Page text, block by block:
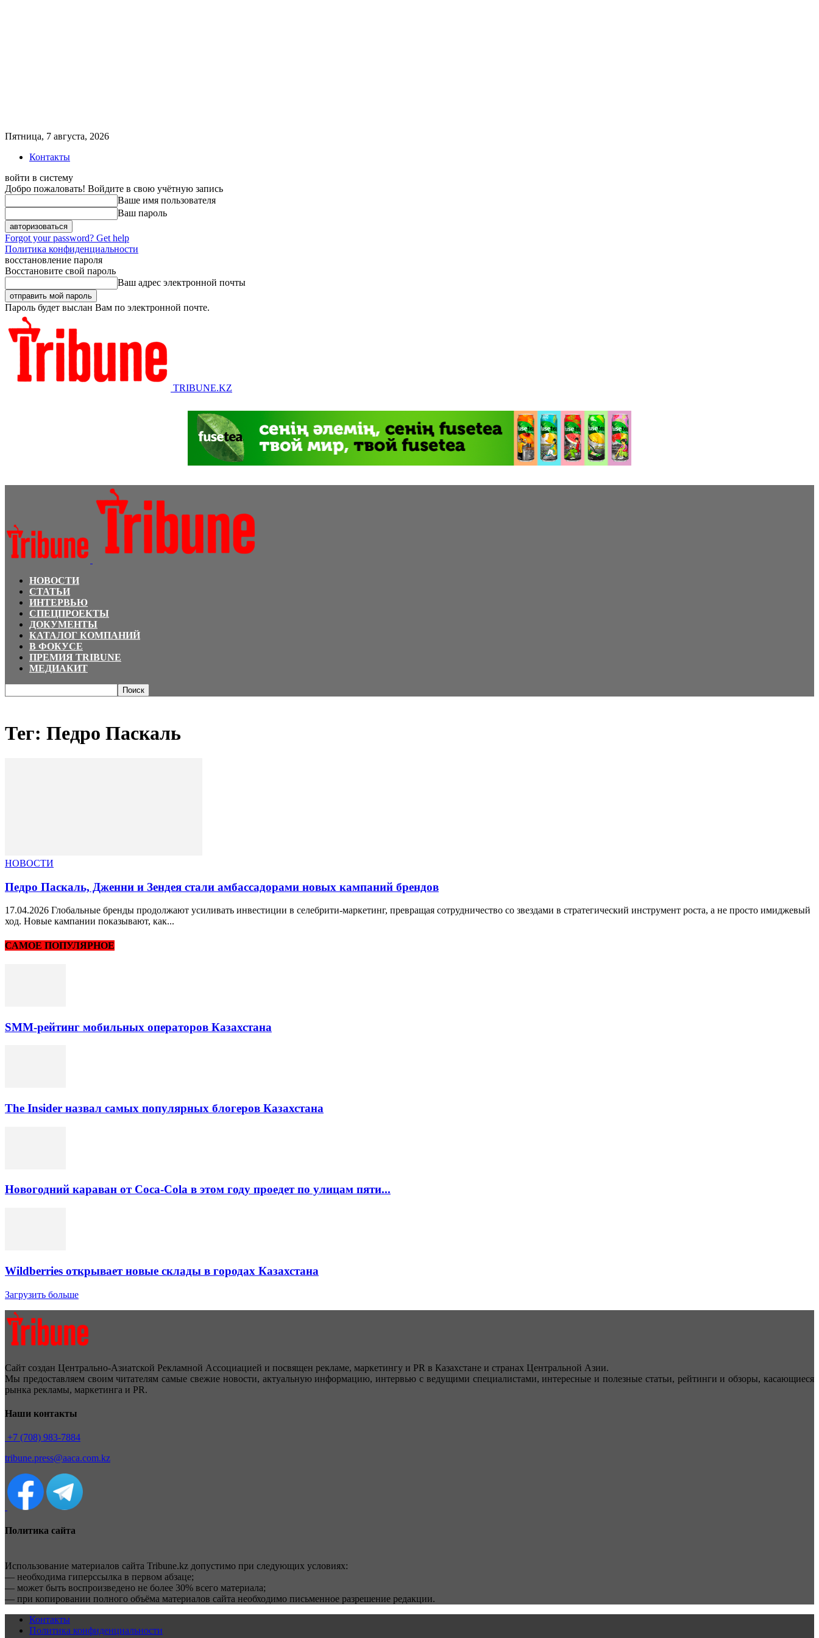
Пятница, 7 августа, 2026
Контакты
войти в систему
Добро пожаловать! Войдите в свою учётную запись
Ваше имя пользователя
Ваш пароль
Forgot your password? Get help
Политика конфиденциальности
восстановление пароля
Восстановите свой пароль
Ваш адрес электронной почты
Пароль будет выслан Вам по электронной почте.
TRIBUNE.KZ
НОВОСТИ
СТАТЬИ
ИНТЕРВЬЮ
СПЕЦПРОЕКТЫ
ДОКУМЕНТЫ
КАТАЛОГ КОМПАНИЙ
В ФОКУСЕ
ПРЕМИЯ TRIBUNE
МЕДИАКИТ
Тег: Педро Паскаль
НОВОСТИ
Педро Паскаль, Дженни и Зендея стали амбассадорами новых кампаний брендов
17.04.2026 Глобальные бренды продолжают усиливать инвестиции в селебрити-маркетинг, превращая сотрудничество со звездами в стратегический инструмент роста, а не просто имиджевый
ход. Новые кампании показывают, как...
САМОЕ ПОПУЛЯРНОЕ
SMM-рейтинг мобильных операторов Казахстана
The Insider назвал самых популярных блогеров Казахстана
Новогодний караван от Coca-Cola в этом году проедет по улицам пяти...
Wildberries открывает новые склады в городах Казахстана
Загрузить больше
Сайт создан Центрально-Азиатской Рекламной Ассоциацией и посвящен рекламе, маркетингу и PR в Казахстане и странах Центральной Азии.
Мы предоставляем своим читателям самые свежие новости, актуальную информацию, интервью с ведущими специалистами, интересные и полезные статьи, рейтинги и обзоры, касающиеся
рынка рекламы, маркетинга и PR.
Наши контакты
+7 (708) 983-7884
tribune.press@aaca.com.kz
Политика сайта
Использование материалов сайта Tribune.kz допустимо при следующих условиях:
— необходима гиперссылка в первом абзаце;
— может быть воспроизведено не более 30% всего материала;
— при копировании полного объёма материалов сайта необходимо письменное разрешение редакции.
Контакты
Политика конфиденциальности